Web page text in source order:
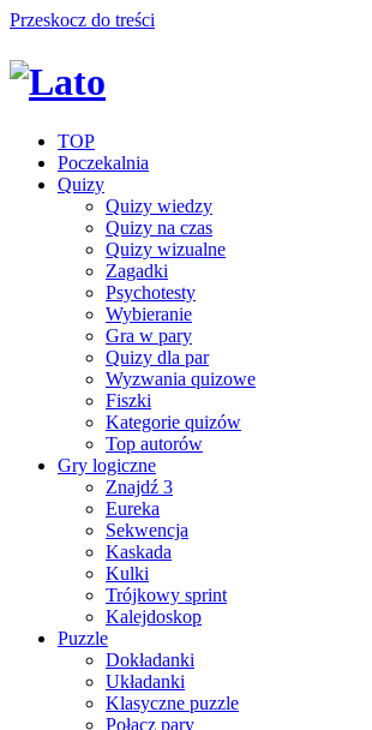
Przeskocz do treści
TOP
Poczekalnia
Quizy
Quizy wiedzy
Quizy na czas
Quizy wizualne
Zagadki
Psychotesty
Wybieranie
Gra w pary
Quizy dla par
Wyzwania quizowe
Fiszki
Kategorie quizów
Top autorów
Gry logiczne
Znajdź 3
Eureka
Sekwencja
Kaskada
Kulki
Trójkowy sprint
Kalejdoskop
Puzzle
Dokładanki
Układanki
Klasyczne puzzle
Połącz pary